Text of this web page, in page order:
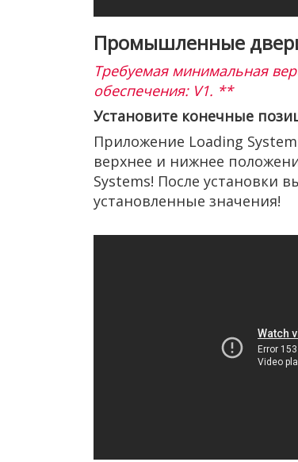
Промышленные
Требуемая минимальная
обеспечения: V1. **
Установите конечные
Приложение Loading
верхнее и нижнее
Systems! После установки
установленные значения!